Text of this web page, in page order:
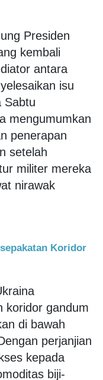
Presiden
kembali
antara
isu
Sabtu
mengumumkan
penerapan
setelah
militer mereka
nirawak
Koridor
koridor gandum
di bawah
perjanjian
kepada
biji-